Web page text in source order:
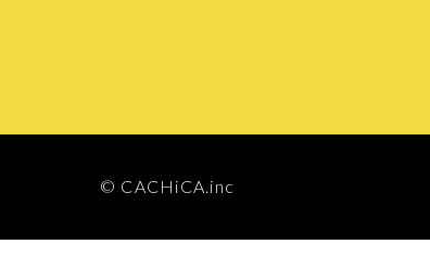
© CACHiCA.inc